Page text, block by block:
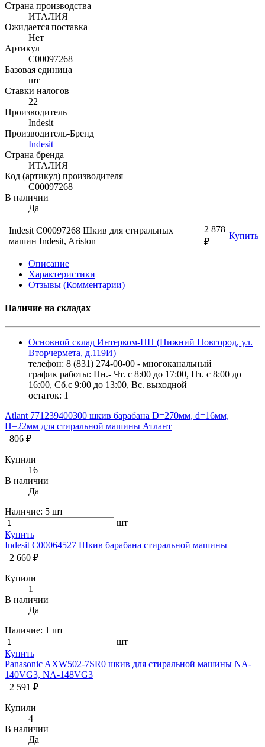
Страна производства
ИТАЛИЯ
Ожидается поставка
Нет
Артикул
C00097268
Базовая единица
шт
Ставки налогов
22
Производитель
Indesit
Производитель-Бренд
Indesit
Страна бренда
ИТАЛИЯ
Код (артикул) производителя
C00097268
В наличии
Да
Indesit C00097268 Шкив для стиральных
машин Indesit, Ariston
2 878
₽
Купить
Описание
Характеристики
Отзывы (Комментарии)
Наличие на складах
Основной склад Интерком-НН (Нижний Новгород, ул.
Вторчермета, д.119И)
телефон: 8 (831) 274-00-00 - многоканальный
график работы: Пн.- Чт. с 8:00 до 17:00, Пт. с 8:00 до
16:00, Сб.с 9:00 до 13:00, Вс. выходной
остаток: 1
Atlant 771239400300 шкив барабана D=270мм, d=16мм,
H=22мм для стиральной машины Атлант
806 ₽
Купили
16
В наличии
Да
Наличие: 5 шт
шт
Купить
Indesit C00064527 Шкив барабана стиральной машины
2 660 ₽
Купили
1
В наличии
Да
Наличие: 1 шт
шт
Купить
Panasonic AXW502-7SR0 шкив для стиральной машины NA-
140VG3, NA-148VG3
2 591 ₽
Купили
4
В наличии
Да